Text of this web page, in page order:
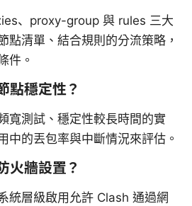
、proxy-group 與 rules 三大
點清單、結合規則的分流策略，
件。
點穩定性？
寬測試、穩定性較長時間的實
中的丟包率與中斷情況來評估。
火牆設置？
統層級啟用允許 Clash 通過網